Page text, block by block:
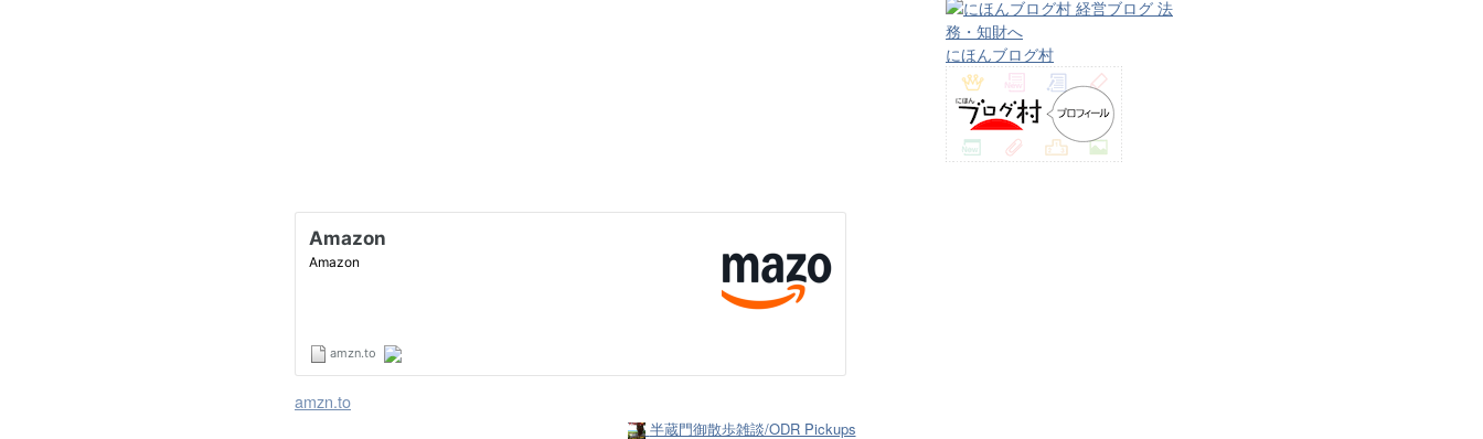
にほんブログ村
amzn.to
半蔵門御散歩雑談/ODR Pickups